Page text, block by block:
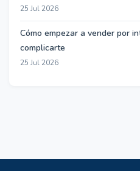
25 Jul 2026
Cómo empezar a vender por
complicarte
25 Jul 2026